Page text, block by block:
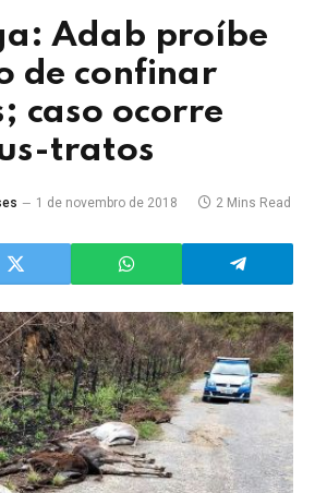
Adab proíbe
de confinar
caso ocorre
tratos
1 de novembro de 2018 2 Mins Read